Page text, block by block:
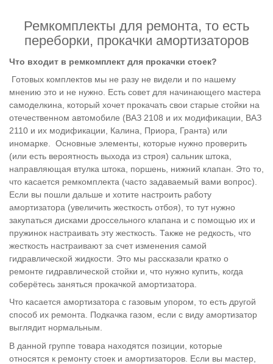
Ремкомплекты для ремонта, то есть
переборки, прокачки амортизаторов
Что входит в ремкомплект для прокачки стоек?
Готовых комплектов мы не разу не видели и по нашему
мнению это и не нужно. Есть совет для начинающего мастера
самоделкина, который хочет прокачать свои старые стойки на
отечественном автомобиле (ВАЗ 2108 и их модификации, ВАЗ
2110 и их модификации, Калина, Приора, Гранта) или
иномарке. Основные элементы, которые нужно проверить
(или есть вероятность выхода из строя) сальник штока,
направляющая втулка штока, поршень, нижний клапан. Это то,
что касается ремкомплекта (часто задаваемый вами вопрос).
Если вы пошли дальше и хотите настроить работу
амортизатора (увеличить жесткость отбоя), то тут нужно
закупаться дисками дроссельного клапана и с помощью их и
пружинок настраивать эту жесткость. Также не редкость, что
жесткость настраивают за счет изменения самой
гидравлической жидкости. Это мы рассказали кратко о
ремонте гидравлической стойки и, что нужно купить, когда
соберётесь заняться прокачкой амортизатора.
Что касается амортизатора с газовым упором, то есть другой
способ их ремонта. Подкачка газом, если с виду амортизатор
выглядит нормальным.
В данной группе товара находятся позиции, которые
относятся к ремонту стоек и амортизаторов. Если вы мастер,